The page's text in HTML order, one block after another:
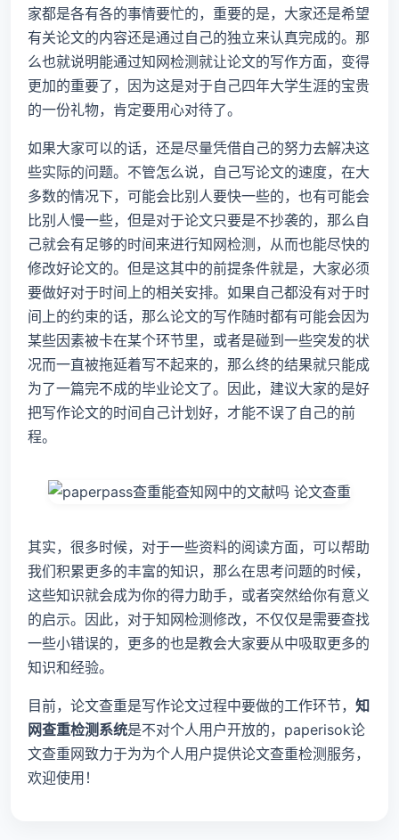
家都是各有各的事情要忙的，重要的是，大家还是希望
有关论文的内容还是通过自己的独立来认真完成的。那
么也就说明能通过知网检测就让论文的写作方面，变得
更加的重要了，因为这是对于自己四年大学生涯的宝贵
的一份礼物，肯定要用心对待了。
如果大家可以的话，还是尽量凭借自己的努力去解决这
些实际的问题。不管怎么说，自己写论文的速度，在大
多数的情况下，可能会比别人要快一些的，也有可能会
比别人慢一些，但是对于论文只要是不抄袭的，那么自
己就会有足够的时间来进行知网检测，从而也能尽快的
修改好论文的。但是这其中的前提条件就是，大家必须
要做好对于时间上的相关安排。如果自己都没有对于时
间上的约束的话，那么论文的写作随时都有可能会因为
某些因素被卡在某个环节里，或者是碰到一些突发的状
况而一直被拖延着写不起来的，那么终的结果就只能成
为了一篇完不成的毕业论文了。因此，建议大家的是好
把写作论文的时间自己计划好，才能不误了自己的前
程。
其实，很多时候，对于一些资料的阅读方面，可以帮助
我们积累更多的丰富的知识，那么在思考问题的时候，
这些知识就会成为你的得力助手，或者突然给你有意义
的启示。因此，对于知网检测修改，不仅仅是需要查找
一些小错误的，更多的也是教会大家要从中吸取更多的
知识和经验。
目前，论文查重是写作论文过程中要做的工作环节，知
网查重检测系统是不对个人用户开放的，paperisok论
文查重网致力于为为个人用户提供论文查重检测服务，
欢迎使用！